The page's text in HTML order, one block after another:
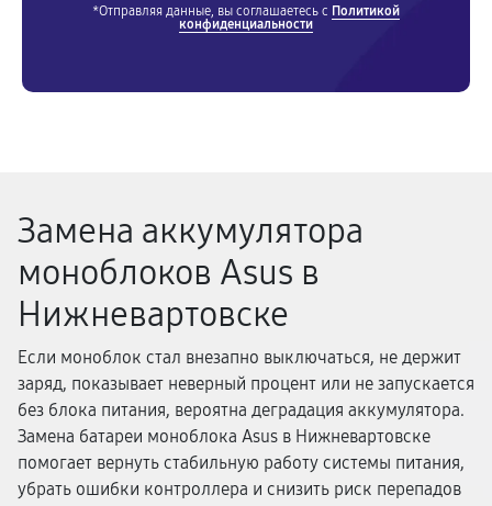
*Отправляя данные, вы соглашаетесь с Политикой
конфиденциальности
Замена аккумулятора
моноблоков Asus в
Нижневартовске
Если моноблок стал внезапно выключаться, не держит
заряд, показывает неверный процент или не запускается
без блока питания, вероятна деградация аккумулятора.
Замена батареи моноблока Asus в Нижневартовске
помогает вернуть стабильную работу системы питания,
убрать ошибки контроллера и снизить риск перепадов